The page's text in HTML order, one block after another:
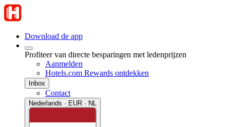
Download de app
Profiteer van directe besparingen met ledenprijzen
Aanmelden
Hotels.com Rewards ontdekken
Inbox
Contact
Nederlands · EUR · NL